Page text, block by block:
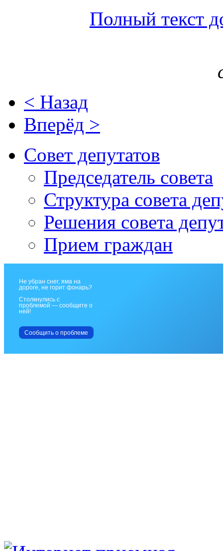
Полный текст
< Назад
Вперёд >
Совет депутатов
Председатель совета
Структура совета
Решения совета
Прием граждан
Не убран снег, яма на
дороге, не горит фонарь?
Столкнулись с
проблемой — сообщите о
ней!
Сообщить о проблеме